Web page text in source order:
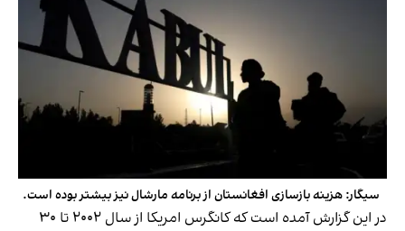
سیگار: هزینه بازسازی افغانستان از برنامه مارشال نیز بیشتر بوده است.
در این گزارش آمده است که کانگرس امریکا از سال ۲۰۰۲ تا ۳۰